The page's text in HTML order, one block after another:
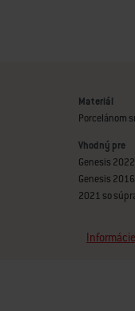
Materiál
Porcelánom
Vhodný pre
Genesis
Genesis
2021 so